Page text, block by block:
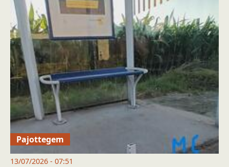
Pajottegem
13/07/2026 - 07:51